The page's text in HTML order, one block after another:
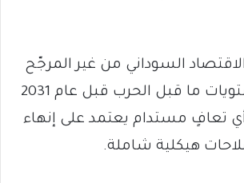
الاقتصاد السوداني من غير المرجّح
أن يعود إلى مستويات ما قبل الحرب قبل عام 2031
أي تعافٍ مستدام يعتمد على إنهاء
هيكلية شاملة.